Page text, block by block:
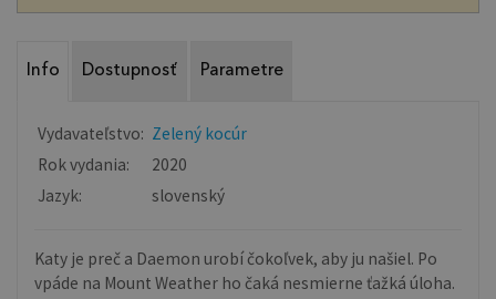
Info Dostupnosť Parametre
Vydavateľstvo: Zelený kocúr
Rok vydania:
2020
Jazyk:
slovenský
Katy je preč a Daemon urobí čokoľvek, aby ju našiel. Po
vpáde na Mount Weather ho čaká nesmierne ťažká úloha.